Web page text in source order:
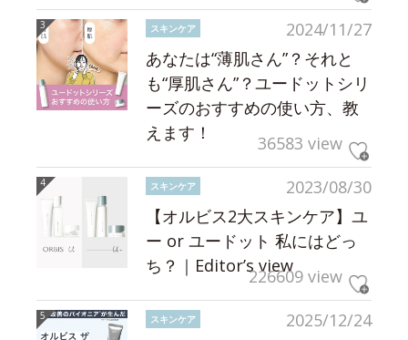
2024/11/27
スキンケア
あなたは“薄肌さん”？それと
も“厚肌さん”？ユードットシリ
ーズのおすすめの使い方、教
えます！
36583 view
2023/08/30
スキンケア
【オルビス2大スキンケア】ユ
ー or ユードット 私にはどっ
ち？｜Editor’s view226609 view
2025/12/24
スキンケア